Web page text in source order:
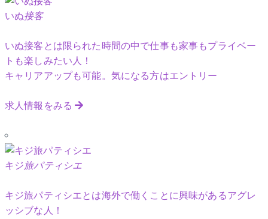
いぬ接客
いぬ接客とは限られた時間の中で仕事も家事もプライベー
トも楽しみたい人！
キャリアアップも可能。気になる方はエントリー
求人情報をみる
キジ旅パティシエ
キジ旅パティシエとは海外で働くことに興味があるアグレ
ッシブな人！